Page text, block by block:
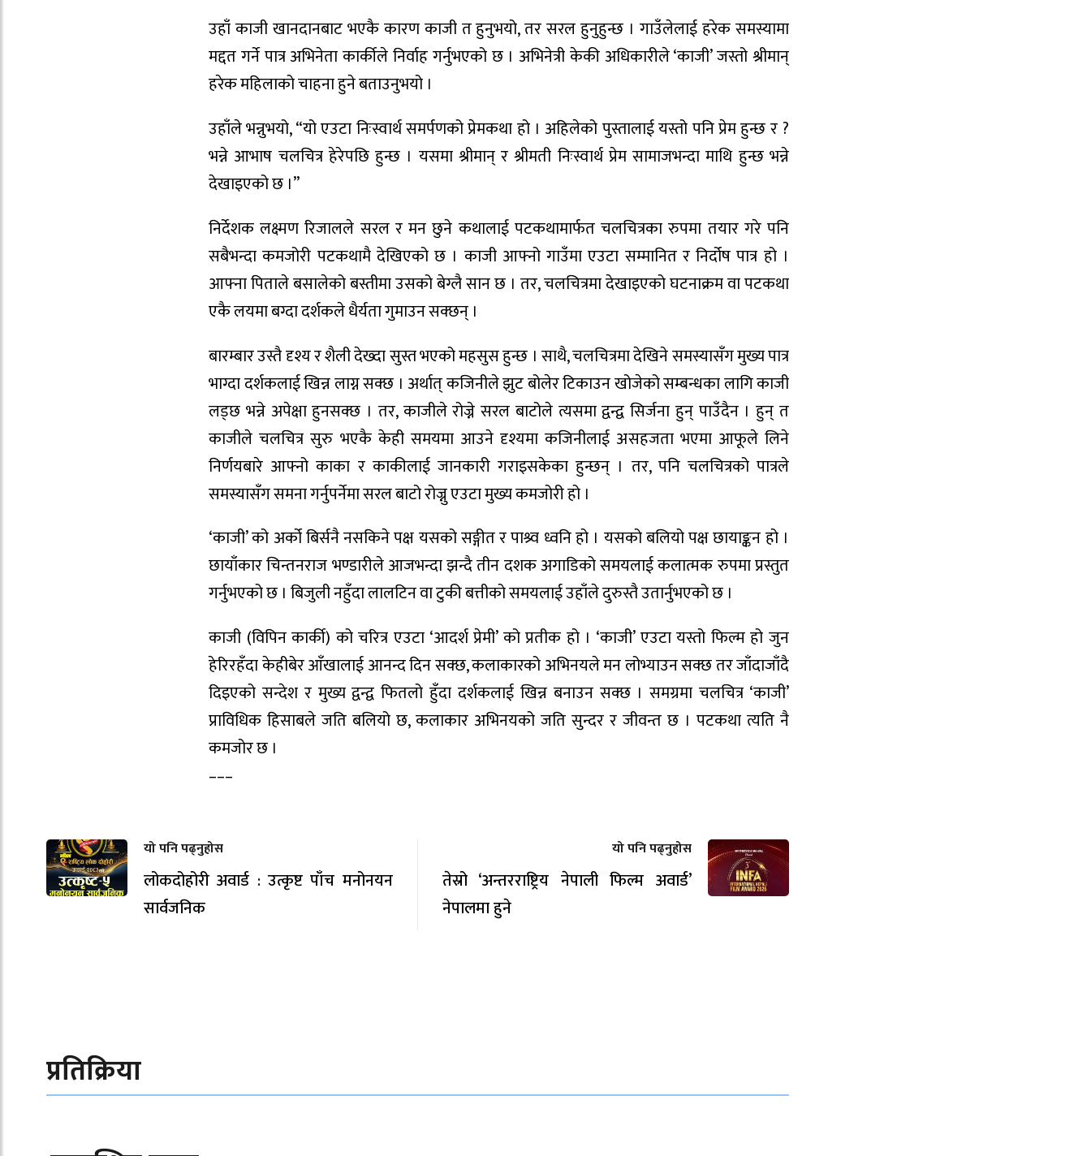
उहाँ काजी खानदानबाट भएकै कारण काजी त हुनुभयो, तर सरल हुनुहुन्छ । गाउँलेलाई हरेक समस्यामा
मद्दत गर्ने पात्र अभिनेता कार्कीले निर्वाह गर्नुभएको छ । अभिनेत्री केकी अधिकारीले ‘काजी’ जस्तो श्रीमान्
हरेक महिलाको चाहना हुने बताउनुभयो ।
उहाँले भन्नुभयो, “यो एउटा निःस्वार्थ समर्पणको प्रेमकथा हो । अहिलेको पुस्तालाई यस्तो पनि प्रेम हुन्छ र ?
भन्ने आभाष चलचित्र हेरेपछि हुन्छ । यसमा श्रीमान् र श्रीमती निःस्वार्थ प्रेम सामाजभन्दा माथि हुन्छ भन्ने
देखाइएको छ ।”
निर्देशक लक्ष्मण रिजालले सरल र मन छुने कथालाई पटकथामार्फत चलचित्रका रुपमा तयार गरे पनि
सबैभन्दा कमजोरी पटकथामै देखिएको छ । काजी आफ्नो गाउँमा एउटा सम्मानित र निर्दोष पात्र हो ।
आफ्ना पिताले बसालेको बस्तीमा उसको बेग्लै सान छ । तर, चलचित्रमा देखाइएको घटनाक्रम वा पटकथा
एकै लयमा बग्दा दर्शकले धैर्यता गुमाउन सक्छन् ।
बारम्बार उस्तै दृश्य र शैली देख्दा सुस्त भएको महसुस हुन्छ । साथै, चलचित्रमा देखिने समस्यासँग मुख्य पात्र
भाग्दा दर्शकलाई खिन्न लाग्न सक्छ । अर्थात् कजिनीले झुट बोलेर टिकाउन खोजेको सम्बन्धका लागि काजी
लड्छ भन्ने अपेक्षा हुनसक्छ । तर, काजीले रोज्ने सरल बाटोले त्यसमा द्वन्द्व सिर्जना हुन् पाउँदैन । हुन् त
काजीले चलचित्र सुरु भएकै केही समयमा आउने दृश्यमा कजिनीलाई असहजता भएमा आफूले लिने
निर्णयबारे आफ्नो काका र काकीलाई जानकारी गराइसकेका हुन्छन् । तर, पनि चलचित्रको पात्रले
समस्यासँग समना गर्नुपर्नेमा सरल बाटो रोज्नु एउटा मुख्य कमजोरी हो ।
‘काजी’ को अर्को बिर्सनै नसकिने पक्ष यसको सङ्गीत र पाश्र्व ध्वनि हो । यसको बलियो पक्ष छायाङ्कन हो ।
छायाँकार चिन्तनराज भण्डारीले आजभन्दा झन्दै तीन दशक अगाडिको समयलाई कलात्मक रुपमा प्रस्तुत
गर्नुभएको छ । बिजुली नहुँदा लालटिन वा टुकी बत्तीको समयलाई उहाँले दुरुस्तै उतार्नुभएको छ ।
काजी (विपिन कार्की) को चरित्र एउटा ‘आदर्श प्रेमी’ को प्रतीक हो । ‘काजी’ एउटा यस्तो फिल्म हो जुन
हेरिरहँदा केहीबेर आँखालाई आनन्द दिन सक्छ, कलाकारको अभिनयले मन लोभ्याउन सक्छ तर जाँदाजाँदै
दिइएको सन्देश र मुख्य द्वन्द्व फितलो हुँदा दर्शकलाई खिन्न बनाउन सक्छ । समग्रमा चलचित्र ‘काजी’
प्राविधिक हिसाबले जति बलियो छ, कलाकार अभिनयको जति सुन्दर र जीवन्त छ । पटकथा त्यति नै
कमजोर छ ।
–––
यो पनि पढ्नुहोस
लोकदोहोरी अवार्ड : उत्कृष्ट पाँच मनोनयन
सार्वजनिक
यो पनि पढ्नुहोस
तेस्रो ‘अन्तरराष्ट्रिय नेपाली फिल्म अवार्ड’
नेपालमा हुने
प्रतिक्रिया